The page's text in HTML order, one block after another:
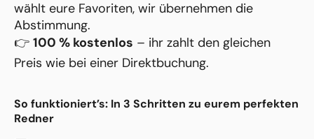
wählt eure Favoriten, wir übernehmen die
Abstimmung.
👉 100 % kostenlos – ihr zahlt den gleichen
Preis wie bei einer Direktbuchung.
So funktioniert’s: In 3 Schritten zu eurem perfekten
Redner